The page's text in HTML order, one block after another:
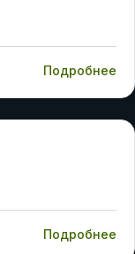
Подробнее
Подробнее